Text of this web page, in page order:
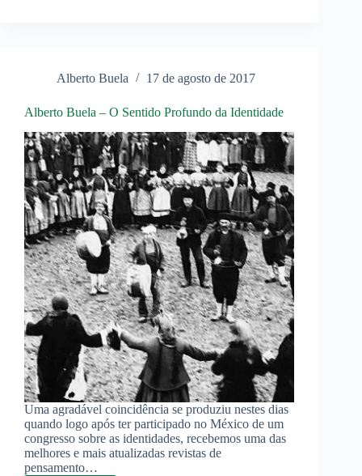
Alberto Buela 17 de agosto de 2017
Alberto Buela – O Sentido Profundo da Identidade
Uma agradável coincidência se produziu nestes dias
quando logo após ter participado no México de um
congresso sobre as identidades, recebemos uma das
melhores e mais atualizadas revistas de
pensamento…